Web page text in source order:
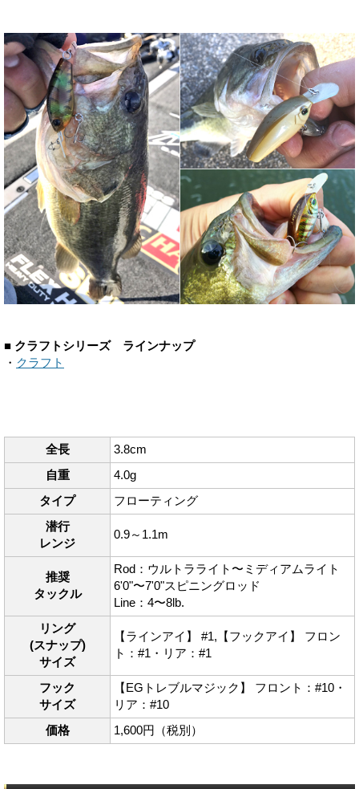
■ クラフトシリーズ ラインナップ
・ クラフト
全長
3.8cm
自重
4.0g
タイプ
フローティング
潜行
レンジ
0.9～1.1m
推奨
タックル
Rod：ウルトラライト〜ミディアムライト
6'0"〜7'0"スピニングロッド
Line：4〜8lb.
リング
(スナップ)
サイズ
【ラインアイ】 #1,【フックアイ】 フロン
ト：#1・リア：#1
フック
サイズ
【EGトレブルマジック】 フロント：#10・
リア：#10
価格
1,600円（税別）